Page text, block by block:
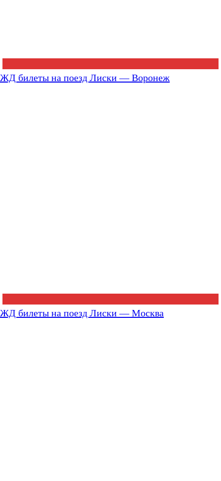
ЖД билеты на поезд Лиски — Воронеж
ЖД билеты на поезд Лиски — Москва